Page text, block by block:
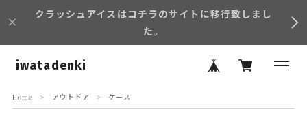
クラッシュアイスはコチラのサイトに移行致しまし
た。
iwatadenki
Home アウトドア ケース